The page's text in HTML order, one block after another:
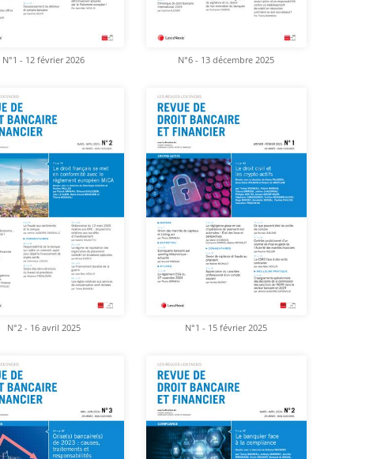
N°1 - 12 février 2026 N°6 - 13 décembre 2025
N°2 - 16 avril 2025 N°1 - 15 février 2025